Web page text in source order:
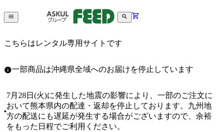
こちらはレンタル専用サイトです
一部商品は沖縄県全域へのお届けを停止しています
7月28日(火)に発生した地震の影響により、一部のご注文に
おいて熊本県内の配達・返却を停止しております。九州地
方の配送にも遅延が発生する場合がございますので、余裕
をもった日程でご利用ください。